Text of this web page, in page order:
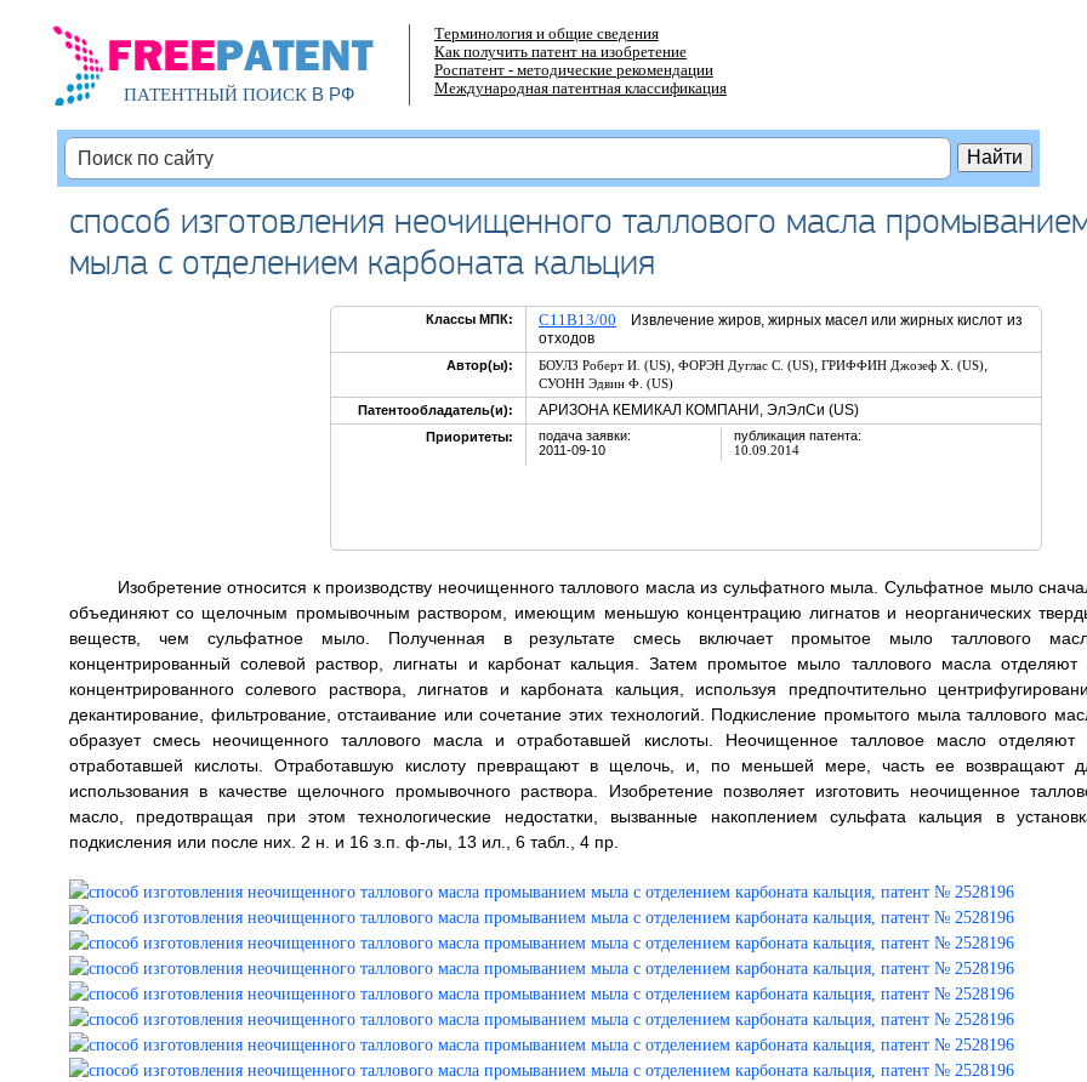
ПАТЕНТНЫЙ ПОИСКВ РФ
Терминология и общие сведения
Как получить патент на изобретение
Роспатент - методические рекомендации
Международная патентная классификация
способ изготовления неочищенного таллового масла
мыла с отделением карбоната кальция
Классы МПК: C11B13/00 Извлечение жиров, жирных масел или жирных кислот из
отходов
Автор(ы): БОУЛЗ Роберт И. (US), ФОРЭН Дуглас С. (US), ГРИФФИН Джозеф Х. (US),
СУОНН Эдвин Ф. (US)
Патентообладатель(и):
АРИЗОНА КЕМИКАЛ КОМПАНИ, ЭлЭлСи (US)
Приоритеты:
подача заявки:
2011-09-10
публикация патента:
10.09.2014
Изобретение относится к производству неочищенного таллового масла из сульфатного мыла. Сульфатное мыло
объединяют со щелочным промывочным раствором, имеющим меньшую концентрацию лигнатов и неорганических
веществ, чем сульфатное мыло. Полученная в результате смесь включает промытое мыло таллового
концентрированный солевой раствор, лигнаты и карбонат кальция. Затем промытое мыло таллового масла отделяют
концентрированного солевого раствора, лигнатов и карбоната кальция, используя предпочтительно
декантирование, фильтрование, отстаивание или сочетание этих технологий. Подкисление промытого мыла таллового
образует смесь неочищенного таллового масла и отработавшей кислоты. Неочищенное талловое масло отделяют
отработавшей кислоты. Отработавшую кислоту превращают в щелочь, и, по меньшей мере, часть ее возвращают
использования в качестве щелочного промывочного раствора. Изобретение позволяет изготовить неочищенное
масло, предотвращая при этом технологические недостатки, вызванные накоплением сульфата кальция в
подкисления или после них. 2 н. и 16 з.п. ф-лы, 13 ил., 6 табл., 4 пр.